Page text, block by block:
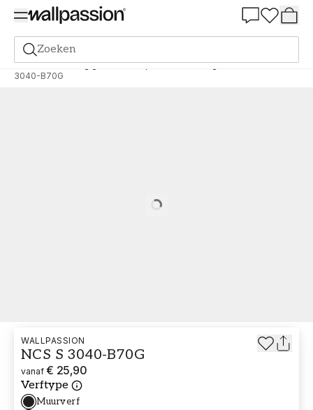
Zoeken
Verf Bestelling gebaseerd op NCS Bestelling door NCS
3040-B70G
Loading…
WALLPASSION
NCS S 3040-B70G
vanaf € 25,90
Verftype
Muurverf